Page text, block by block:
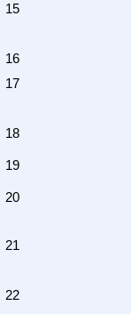
15
16
17
18
19
20
21
22